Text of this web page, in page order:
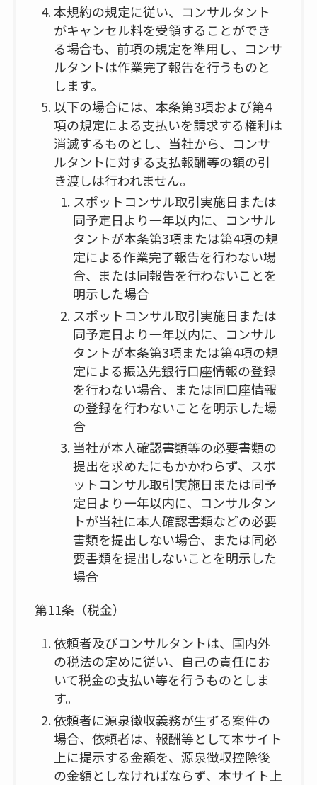
本規約の規定に従い、コンサルタント
がキャンセル料を受領することができ
る場合も、前項の規定を準用し、コンサ
ルタントは作業完了報告を行うものと
します。
以下の場合には、本条第3項および第4
項の規定による支払いを請求する権利は
消滅するものとし、当社から、コンサ
ルタントに対する支払報酬等の額の引
き渡しは行われません。
スポットコンサル取引実施日または
同予定日より一年以内に、コンサル
タントが本条第3項または第4項の規
定による作業完了報告を行わない場
合、または同報告を行わないことを
明示した場合
スポットコンサル取引実施日または
同予定日より一年以内に、コンサル
タントが本条第3項または第4項の規
定による振込先銀行口座情報の登録
を行わない場合、または同口座情報
の登録を行わないことを明示した場
合
当社が本人確認書類等の必要書類の
提出を求めたにもかかわらず、スポ
ットコンサル取引実施日または同予
定日より一年以内に、コンサルタン
トが当社に本人確認書類などの必要
書類を提出しない場合、または同必
要書類を提出しないことを明示した
場合
第11条（税金）
依頼者及びコンサルタントは、国内外
の税法の定めに従い、自己の責任にお
いて税金の支払い等を行うものとしま
す。
依頼者に源泉徴収義務が生ずる案件の
場合、依頼者は、報酬等として本サイト
上に提示する金額を、源泉徴収控除後
の金額としなければならず、本サイト上